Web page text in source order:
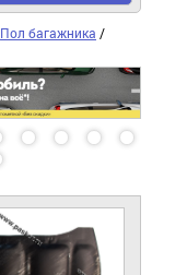
Пол багажника /